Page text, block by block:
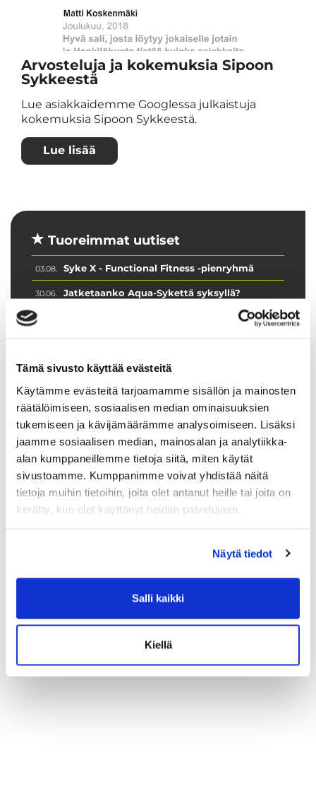
Tämä sivusto käyttää evästeitä
Käytämme evästeitä tarjoamamme sisällön ja mainosten
räätälöimiseen, sosiaalisen median ominaisuuksien
tukemiseen ja kävijämäärämme analysoimiseen. Lisäksi
jaamme sosiaalisen median, mainosalan ja analytiikka-
alan kumppaneillemme tietoja siitä, miten käytät
sivustoamme. Kumppanimme voivat yhdistää näitä
tietoja muihin tietoihin, joita olet antanut heille tai joita on
kerätty, kun olet käyttänyt heidän palvelujaan.
Näytä tiedot
Salli kaikki
Kiellä
Arvosteluja ja kokemuksia Sipoon
Sykkeestä
Lue asiakkaidemme Googlessa julkaistuja
kokemuksia Sipoon Sykkeestä.
Lue lisää
Tuoreimmat uutiset
03.08. Syke X - Functional Fitness -pienryhmä
30.06. Jatketaanko Aqua-Sykettä syksyllä?
16.06. 💦 Hiki kuuluu treeniin – ei laitteisiin